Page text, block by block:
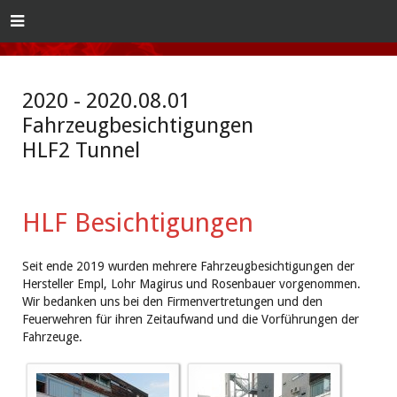
2020 - 2020.08.01
Fahrzeugbesichtigungen
HLF2 Tunnel
HLF Besichtigungen
Seit ende 2019 wurden mehrere Fahrzeugbesichtigungen der
Hersteller Empl, Lohr Magirus und Rosenbauer vorgenommen.
Wir bedanken uns bei den Firmenvertretungen und den
Feuerwehren für ihren Zeitaufwand und die Vorführungen der
Fahrzeuge.